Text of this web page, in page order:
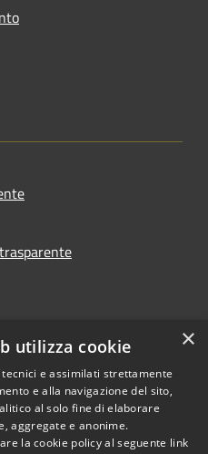
Copyright © 2026 • Comune di
×
utilizza cookie
e assimilati strettamente
e alla navigazione del sito,
al solo fine di elaborare
aggregate e anonime.
la cookie policy al seguente link